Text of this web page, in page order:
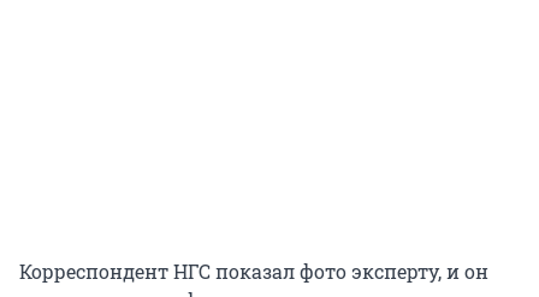
Корреспондент НГС показал фото эксперту, и он